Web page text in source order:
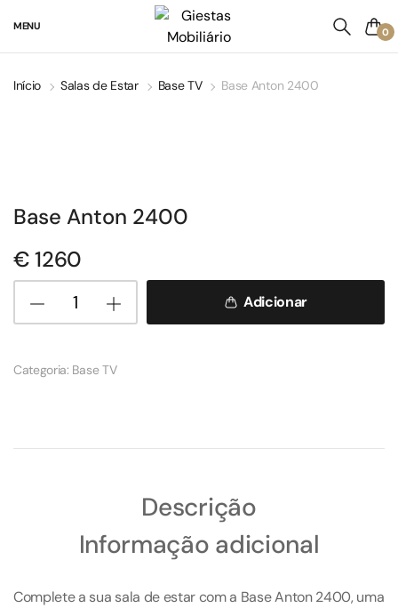
MENU 0
Início Salas de Estar Base TV Base Anton 2400
Base Anton 2400
€1260
Adicionar
Categoria: Base TV
Descrição
Informação adicional
Complete a sua sala de estar com a Base Anton 2400, uma